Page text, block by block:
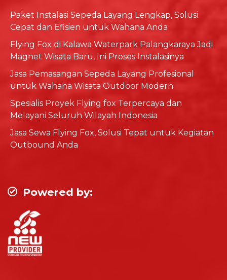
Paket Instalasi Sepeda Layang Lengkap, Solusi
Cepat dan Efisien untuk Wahana Anda
Flying Fox di Kalawa Waterpark Palangkaraya Jadi
Magnet Wisata Baru, Ini Proses Instalasinya
Jasa Pemasangan Sepeda Layang Profesional
untuk Wahana Wisata Outdoor Modern
Spesialis Proyek Flying fox Terpercaya dan
Melayani Seluruh Wilayah Indonesia
Jasa Sewa Flying Fox, Solusi Tepat untuk Kegiatan
Outbound Anda
Powered by: